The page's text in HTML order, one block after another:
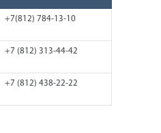
+7(812) 784-13-10
+7 (812) 313-44-42
+7 (812) 438-22-22